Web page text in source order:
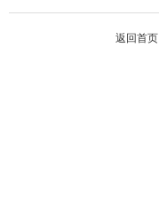
返回首页